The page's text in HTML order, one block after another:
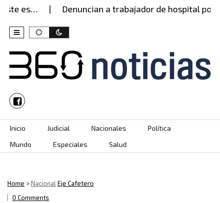
es… Denuncian a trabajador de hospital por
Skip to content
Inicio Judicial Nacionales
Política
Mundo
Especiales Salud
Home >NacionalEje Cafetero
0 Comments